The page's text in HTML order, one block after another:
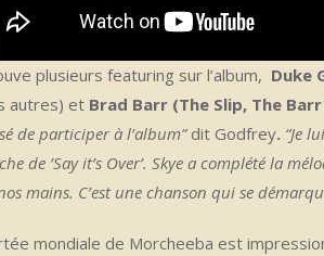
plusieurs featuring sur l’album, Duke
autres) et Brad Barr (The Slip, The
de participer à l’album”dit Godfrey. “Je
de ’Say it’s Over’. Skye a complété la
mains. C’est une chanson qui se
mondiale de Morcheeba est